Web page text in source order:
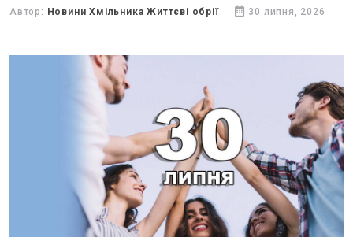
Автор: Новини Хмільника Життєві обрії 30 липня, 2026